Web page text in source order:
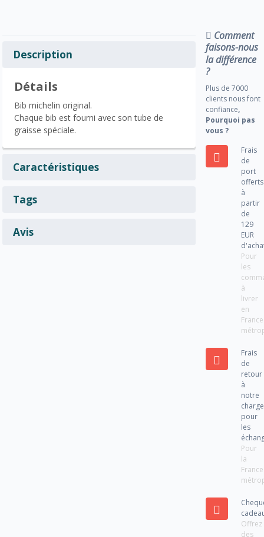
Description
Détails
Bib michelin original.
Chaque bib est fourni avec son tube de
graisse spéciale.
Caractéristiques
Tags
Avis
Comment
faisons-nous
la différence
?
Plus de 7000
clients nous font
confiance,
Pourquoi pas
vous ?
Frais
de
port
offerts
à
partir
de
129
EUR
Pour
les
à
livrer
en
France
Frais
de
retour
à
notre
charge
pour
les
Pour
la
France
Offrez
des